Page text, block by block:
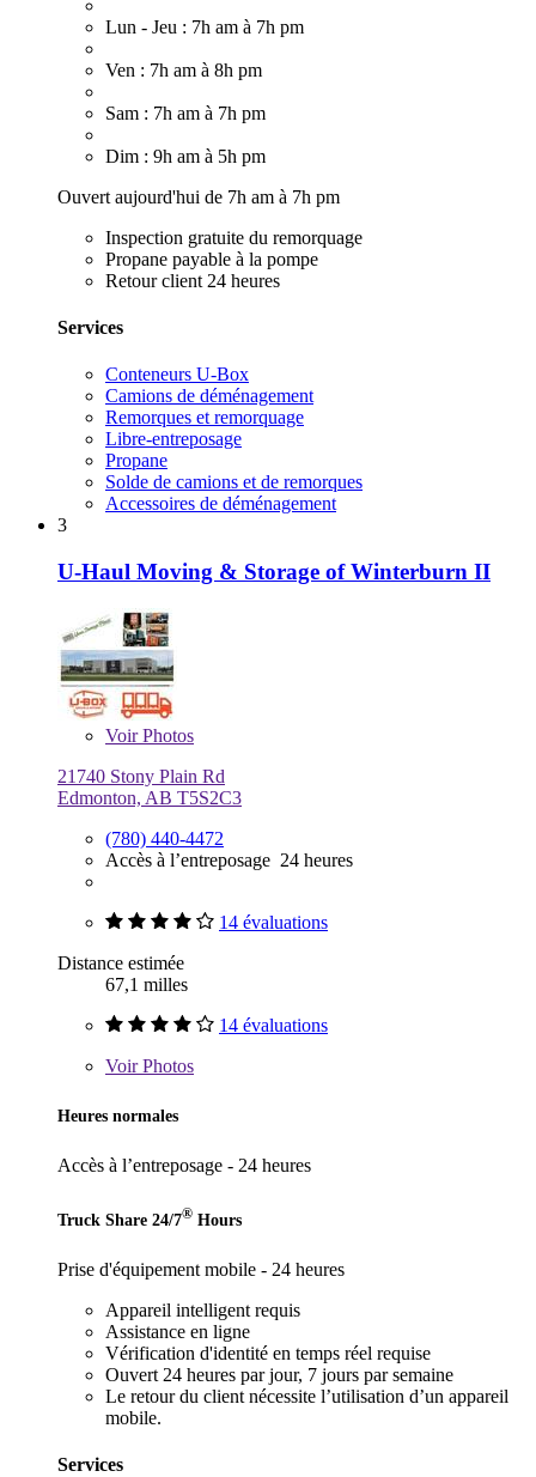
Lun - Jeu : 7h am à 7h pm
Ven : 7h am à 8h pm
Sam : 7h am à 7h pm
Dim : 9h am à 5h pm
Ouvert aujourd'hui de 7h am à 7h pm
Inspection gratuite du remorquage
Propane payable à la pompe
Retour client 24 heures
Services
Conteneurs U-Box
Camions de déménagement
Remorques et remorquage
Libre-entreposage
Propane
Solde de camions et de remorques
Accessoires de déménagement
3
U-Haul Moving & Storage of Winterburn II
VoirPhotos
21740 Stony Plain Rd
Edmonton, AB T5S2C3
(780) 440-4472
Accès à l’entreposage 24 heures
14 évaluations
Distance estimée
67,1 milles
14 évaluations
VoirPhotos
Heures normales
Accès à l’entreposage - 24 heures
Truck Share 24/7® Hours
Prise d'équipement mobile - 24 heures
Appareil intelligent requis
Assistance en ligne
Vérification d'identité en temps réel requise
Ouvert 24 heures par jour, 7 jours par semaine
Le retour du client nécessite l’utilisation d’un appareil
mobile.
Services